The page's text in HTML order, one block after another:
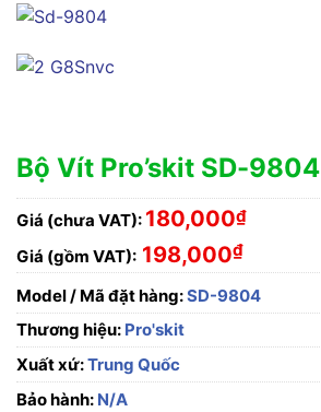
Bộ Vít Pro’skit SD-9804
Giá (chưa VAT): 180,000₫
Giá (gồm VAT): 198,000₫
Model / Mã đặt hàng:SD-9804
Thương hiệu: Pro'skit
Xuất xứ:Trung Quốc
Bảo hành: N/A